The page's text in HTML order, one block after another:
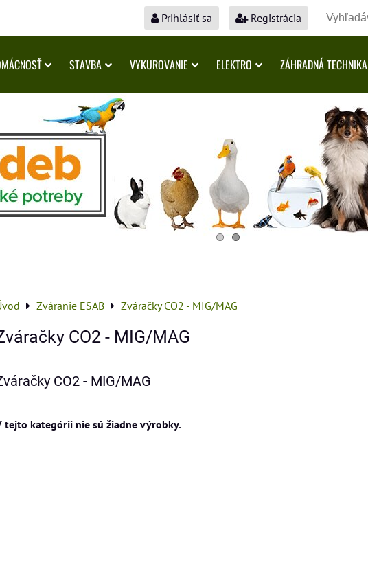
Prihlásiť sa Registrácia
STAVBA VYKUROVANIE ELEKTRO ZÁHRADNÁ TECHNIKA
Zváranie ESAB Zváračky CO2 - MIG/MAG
CO2 - MIG/MAG
CO2 - MIG/MAG